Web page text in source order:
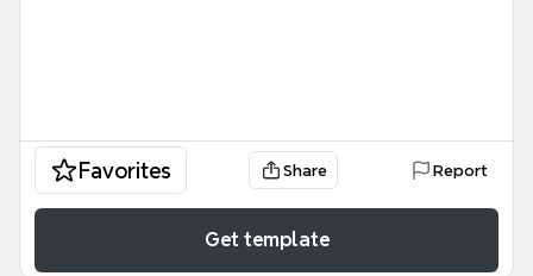
Favorites Share Report
Get template